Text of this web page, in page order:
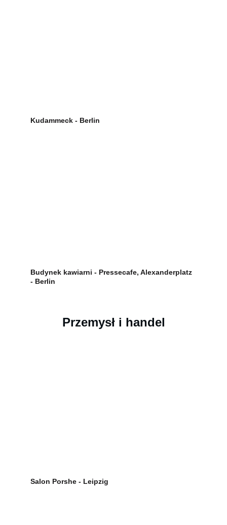
Kudammeck - Berlin
Budynek kawiarni - Pressecafe, Alexanderplatz
- Berlin
Przemysł i handel
Salon Porshe - Leipzig